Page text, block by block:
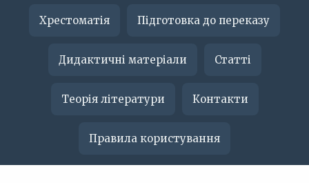
Хрестоматія Підготовка до переказу
Дидактичні матеріали Статті
Теорія літератури Контакти
Правила користування